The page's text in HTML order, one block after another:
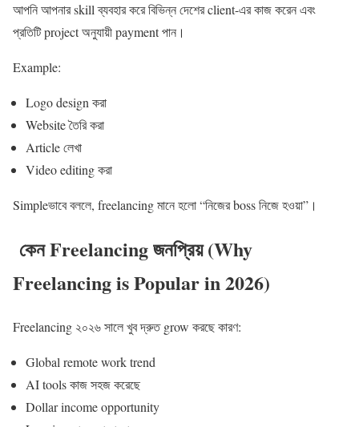
আপনি আপনার skill ব্যবহার করে বিভিন্ন দেশের client-এর কাজ করেন এবং
প্রতিটি project অনুযায়ী payment পান।
Example:
Logo design করা
Website তৈরি করা
Article লেখা
Video editing করা
Simpleভাবে বললে, freelancing মানে হলো “নিজের boss নিজে হওয়া”।
কেন Freelancing জনপ্রিয় (Why
Freelancing is Popular in 2026)
Freelancing ২০২৬ সালে খুব দ্রুত grow করছে কারণ:
Global remote work trend
AI tools কাজ সহজ করেছে
Dollar income opportunity